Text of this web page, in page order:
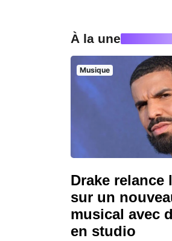
À la une
Musique
Drake relance
sur un
musical avec
en studio